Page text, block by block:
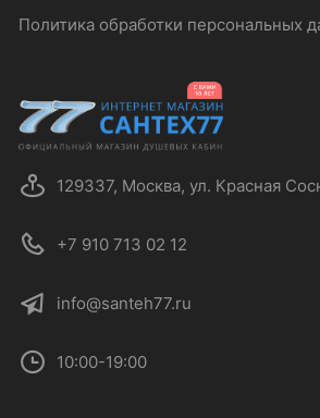
Политика обработки персональных
129337, Москва, ул. Красная
+7 910 713 02 12
info@santeh77.ru
10:00-19:00